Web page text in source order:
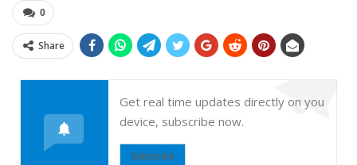
0
Share
Get real time updates directly on you
device, subscribe now.
Subscribe